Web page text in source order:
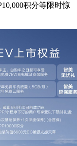
积分等限时惊